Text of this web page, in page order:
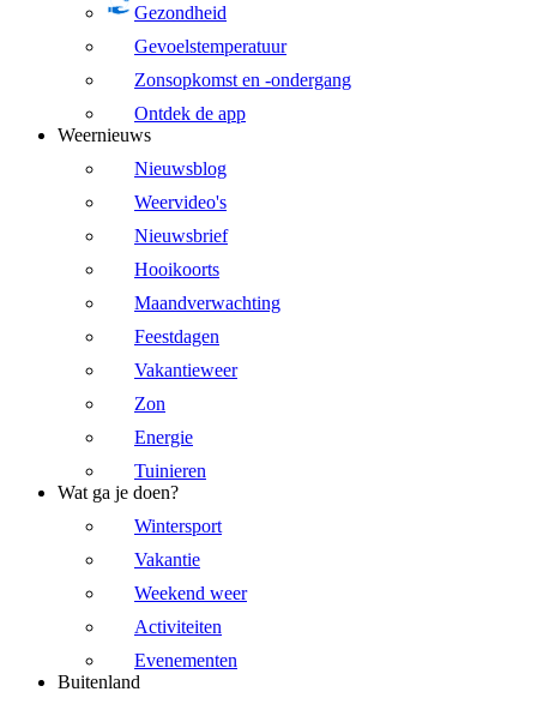
Gezondheid
Gevoelstemperatuur
Zonsopkomst en -ondergang
Ontdek de app
Weernieuws
Nieuwsblog
Weervideo's
Nieuwsbrief
Hooikoorts
Maandverwachting
Feestdagen
Vakantieweer
Zon
Energie
Tuinieren
Wat ga je doen?
Wintersport
Vakantie
Weekend weer
Activiteiten
Evenementen
Buitenland